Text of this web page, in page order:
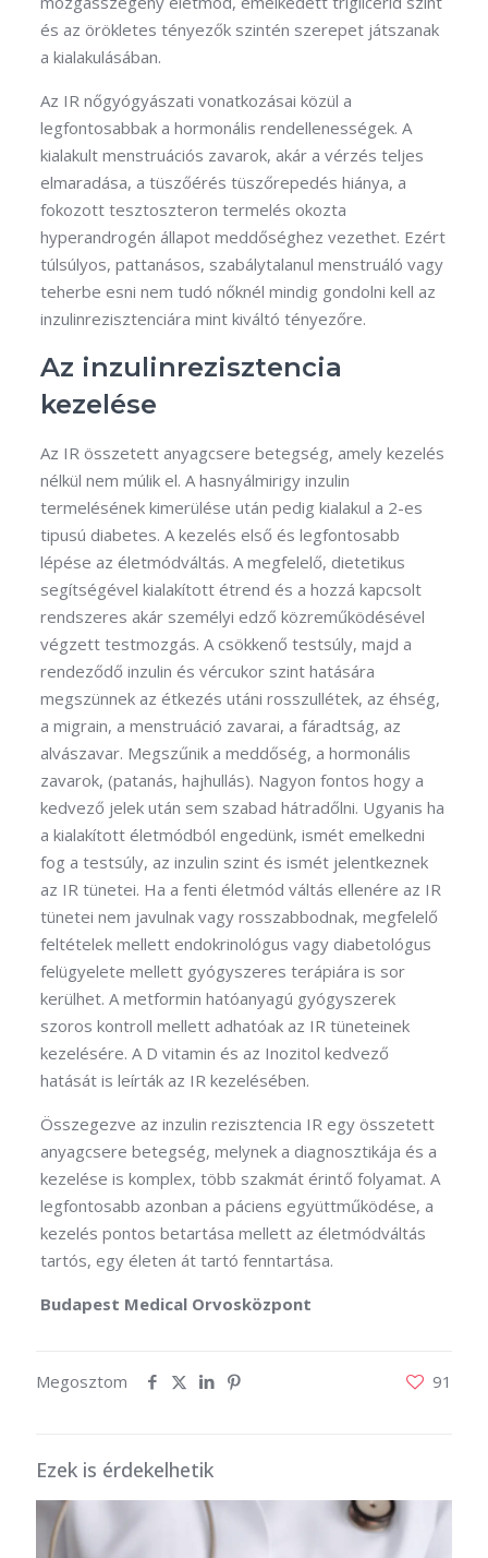
és az örökletes tényezők szintén szerepet játszanak
a kialakulásában.
Az IR nőgyógyászati vonatkozásai közül a
legfontosabbak a hormonális rendellenességek. A
kialakult menstruációs zavarok, akár a vérzés teljes
elmaradása, a tüszőérés tüszőrepedés hiánya, a
fokozott tesztoszteron termelés okozta
hyperandrogén állapot meddőséghez vezethet. Ezért
túlsúlyos, pattanásos, szabálytalanul menstruáló vagy
teherbe esni nem tudó nőknél mindig gondolni kell az
inzulinrezisztenciára mint kiváltó tényezőre.
Az inzulinrezisztencia
kezelése
Az IR összetett anyagcsere betegség, amely kezelés
nélkül nem múlik el. A hasnyálmirigy inzulin
termelésének kimerülése után pedig kialakul a 2-es
tipusú diabetes. A kezelés első és legfontosabb
lépése az életmódváltás. A megfelelő, dietetikus
segítségével kialakított étrend és a hozzá kapcsolt
rendszeres akár személyi edző közreműködésével
végzett testmozgás. A csökkenő testsúly, majd a
rendeződő inzulin és vércukor szint hatására
megszünnek az étkezés utáni rosszullétek, az éhség,
a migrain, a menstruáció zavarai, a fáradtság, az
alvászavar. Megszűnik a meddőség, a hormonális
zavarok, (patanás, hajhullás). Nagyon fontos hogy a
kedvező jelek után sem szabad hátradőlni. Ugyanis ha
a kialakított életmódból engedünk, ismét emelkedni
fog a testsúly, az inzulin szint és ismét jelentkeznek
az IR tünetei. Ha a fenti életmód váltás ellenére az IR
tünetei nem javulnak vagy rosszabbodnak, megfelelő
feltételek mellett endokrinológus vagy diabetológus
felügyelete mellett gyógyszeres terápiára is sor
kerülhet. A metformin hatóanyagú gyógyszerek
szoros kontroll mellett adhatóak az IR tüneteinek
kezelésére. A D vitamin és az Inozitol kedvező
hatását is leírták az IR kezelésében.
Összegezve az inzulin rezisztencia IR egy összetett
anyagcsere betegség, melynek a diagnosztikája és a
kezelése is komplex, több szakmát érintő folyamat. A
legfontosabb azonban a páciens együttműködése, a
kezelés pontos betartása mellett az életmódváltás
tartós, egy életen át tartó fenntartása.
Budapest Medical Orvosközpont
Megosztom 91
Ezek is érdekelhetik